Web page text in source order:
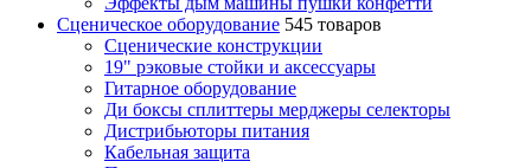
Сценическое оборудование 545 товаров
Сценические конструкции
19" рэковые стойки и аксесcуары
Гитарное оборудование
Ди боксы сплиттеры мерджеры селекторы
Дистрибьюторы питания
Кабельная защита